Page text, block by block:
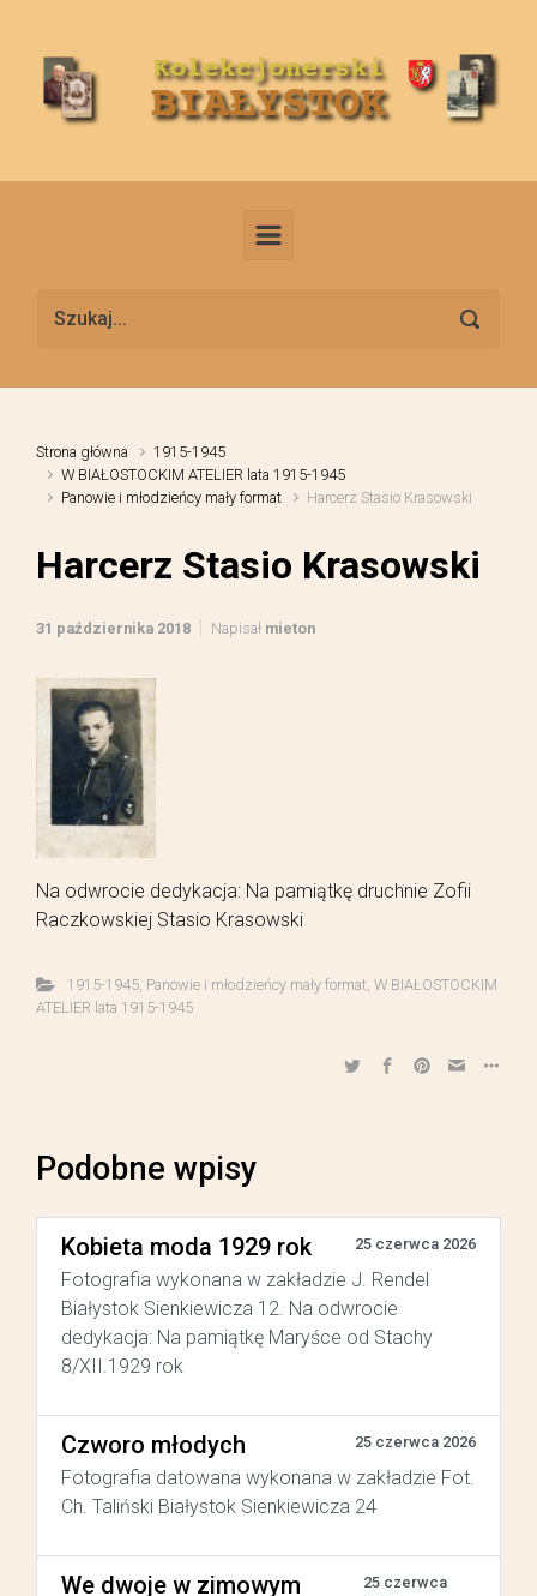
Strona główna
1915-1945
W BIAŁOSTOCKIM ATELIER lata 1915-1945
Panowie i młodzieńcy mały format
Harcerz Stasio Krasowski
Harcerz Stasio Krasowski
31 października 2018 Napisał mieton
Na odwrocie dedykacja: Na pamiątkę druchnie Zofii
Raczkowskiej Stasio Krasowski
1915-1945, Panowie i młodzieńcy mały format W BIAŁOSTOCKIM
ATELIER lata 1915-1945
Podobne wpisy
Kobieta moda 1929 rok 25 czerwca 2026
Fotografia wykonana w zakładzie J. Rendel
Białystok Sienkiewicza 12. Na odwrocie
dedykacja: Na pamiątkę Maryśce od Stachy
8/XII.1929 rok
Czworo młodych 25 czerwca 2026
Fotografia datowana wykonana w zakładzie Fot.
Ch. Taliński Białystok Sienkiewicza 24
We dwoje w zimowym
25 czerwca